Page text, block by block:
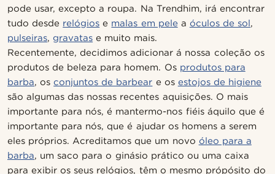
pode usar, excepto a roupa. Na Trendhim, irá encontrar
tudo desde relógios e malas em pele a óculos de sol,
pulseiras,gravatas e muito mais.
Recentemente, decidimos adicionar á nossa coleção os
produtos de beleza para homem. Os produtos para
barba, osconjuntos de barbear e os estojos de higiene
são algumas das nossas recentes aquisições. O mais
importante para nós, é mantermo-nos fiéis áquilo que é
importante para nós, que é ajudar os homens a serem
eles próprios. Acreditamos que um novo óleo para a
barba, um saco para o ginásio prático ou uma caixa
para exibir os seus relógios, têm o mesmo própósito do